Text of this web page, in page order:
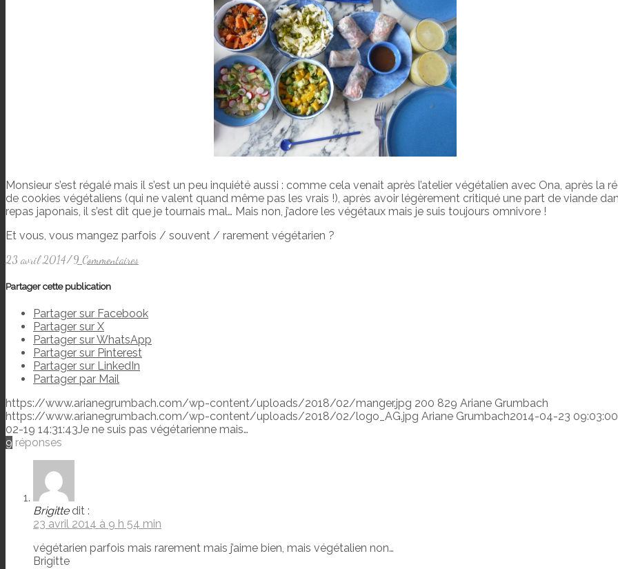
Monsieur s’est régalé mais il s’est un peu inquiété aussi : comme cela venait après l’atelier végétalien avec Ona, après la
de cookies végétaliens (qui ne valent quand même pas les vrais !), après avoir légèrement critiqué une part de viande
repas japonais, il s’est dit que je tournais mal… Mais non, j’adore les végétaux mais je suis toujours omnivore !
Et vous, vous mangez parfois / souvent / rarement végétarien ?
23 avril 2014/9 Commentaires
Partager cette publication
Partager sur Facebook
Partager sur X
Partager sur WhatsApp
Partager sur Pinterest
Partager sur LinkedIn
Partager par Mail
https://www.arianegrumbach.com/wp-content/uploads/2018/02/manger.jpg 200 829 Ariane Grumbach
https://www.arianegrumbach.com/wp-content/uploads/2018/02/logo_AG.jpg Ariane Grumbach2014-04-23 09:03:00
02-19 14:31:43Je ne suis pas végétarienne mais…
9 réponses
Brigitte dit :
23 avril 2014 à 9 h 54 min
végétarien parfois mais rarement mais j’aime bien, mais végétalien non…
Brigitte